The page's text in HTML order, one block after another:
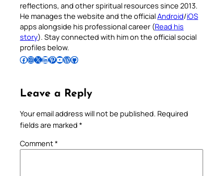
reflections, and other spiritual resources since 2013.
He manages the website and the officialAndroid/iOS
apps alongside his professional career (Read his
story). Stay connected with him on the official social
profiles below.
Follow Pradeep on Facebook Follow Pradeep on InstagramFollow Pradeep on X Follow Pradeep on LinkedIn Follow Pradeep on Pinterest Subscribe to Pradeep’s Youtube Channel Follow Pradeep on WordPress Follow Pradeep on GitHub
Leave a Reply
Your email address will not be published. Required
fields are marked *
Comment*